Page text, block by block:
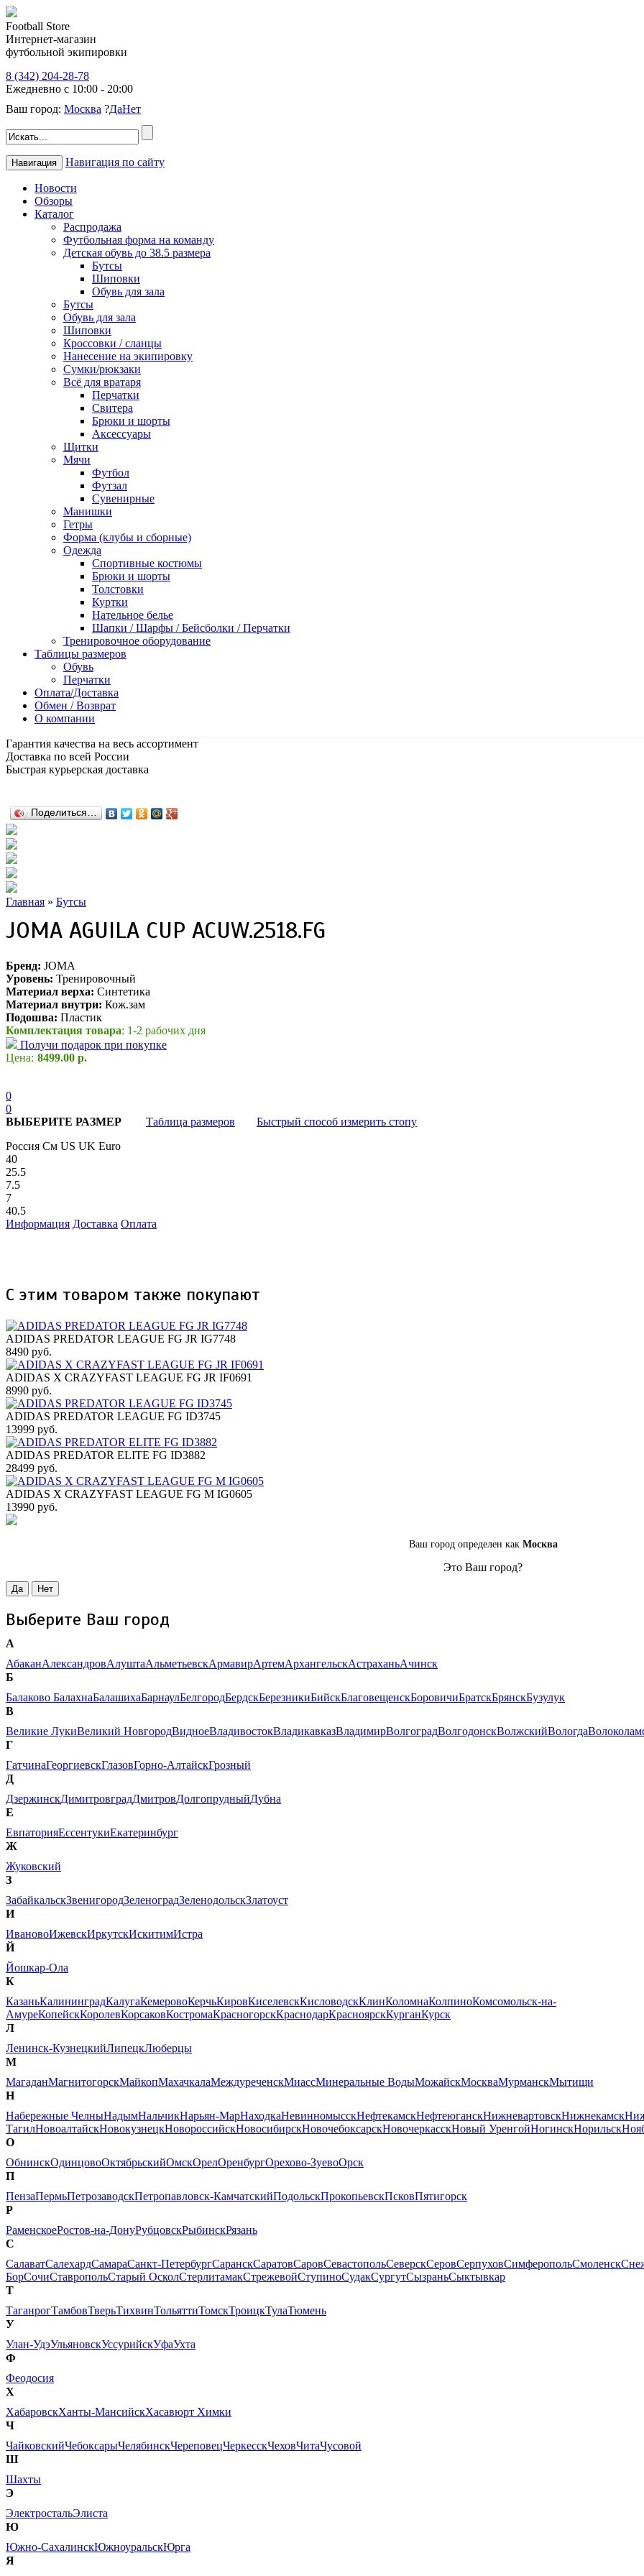
Football Store
Интернет-магазин
футбольной экипировки
8 (342) 204-28-78
Ежедневно с 10:00 - 20:00
Ваш город: Москва ?ДаНет
Навигация Навигация по сайту
Новости
Обзоры
Каталог
Распродажа
Футбольная форма на команду
Детская обувь до 38.5 размера
Бутсы
Шиповки
Обувь для зала
Бутсы
Обувь для зала
Шиповки
Кроссовки / сланцы
Нанесение на экипировку
Сумки/рюкзаки
Всё для вратаря
Перчатки
Cвитера
Брюки и шорты
Аксессуары
Щитки
Мячи
Футбол
Футзал
Сувенирные
Манишки
Гетры
Форма (клубы и сборные)
Одежда
Спортивные костюмы
Брюки и шорты
Толстовки
Куртки
Нательное белье
Шапки / Шарфы / Бейсболки / Перчатки
Тренировочное оборудование
Таблицы размеров
Обувь
Перчатки
Оплата/Доставка
Обмен / Возврат
О компании
Гарантия качества на весь ассортимент
Доставка по всей России
Быстрая курьерская доставка
Поделиться…
Главная » Бутсы
JOMA AGUILA CUP ACUW.2518.FG
Бренд: JOMA
Уровень: Тренировочный
Материал верха: Синтетика
Материал внутри: Кож.зам
Подошва: Пластик
Комплектация товара: 1-2 рабочих дня
Получи подарок при покупке
Цена: 8499.00 р.
0
0
ВЫБЕРИТЕ РАЗМЕР
Таблица размеров
Быстрый способ измерить стопу
Россия См US UK Euro
40
25.5
7.5
7
40.5
Информация Доставка Оплата
С этим товаром также покупают
ADIDAS PREDATOR LEAGUE FG JR IG7748
8490 руб.
ADIDAS X CRAZYFAST LEAGUE FG JR IF0691
8990 руб.
ADIDAS PREDATOR LEAGUE FG ID3745
13999 руб.
ADIDAS PREDATOR ELITE FG ID3882
28499 руб.
ADIDAS X CRAZYFAST LEAGUE FG M IG0605
13990 руб.
Ваш город определен как Москва
Это Ваш город?
Да Нет
Выберите Ваш город
А
АбаканАлександровАлуштаАльметьевскАрмавирАртемАрхангельскАстраханьАчинск
Б
Балаково БалахнаБалашихаБарнаулБелгородБердскБерезникиБийскБлаговещенскБоровичиБратскБрянскБузулук
В
Великие ЛукиВеликий НовгородВидноеВладивостокВладикавказВладимирВолгоградВолгодонскВолжскийВологда
Г
ГатчинаГеоргиевскГлазовГорно-АлтайскГрозный
Д
ДзержинскДимитровградДмитровДолгопрудныйДубна
Е
ЕвпаторияЕссентукиЕкатеринбург
Ж
Жуковский
З
ЗабайкальскЗвенигородЗеленоградЗеленодольскЗлатоуст
И
ИвановоИжевскИркутскИскитимИстра
Й
Йошкар-Ола
К
КазаньКалининградКалугаКемеровоКерчьКировКиселевскКисловодскКлинКоломнаКолпиноКомсомольск-на-
АмуреКопейскКоролевКорсаковКостромаКрасногорскКраснодарКрасноярскКурганКурск
Л
Ленинск-КузнецкийЛипецкЛюберцы
М
МагаданМагнитогорскМайкопМахачкалаМеждуреченскМиассМинеральные ВодыМожайскМоскваМурманскМытищи
Н
Набережные ЧелныНадымНальчикНарьян-МарНаходкаНевинномысскНефтекамскНефтеюганскНижневартовскНижнекамск
ТагилНовоалтайскНовокузнецкНовороссийскНовосибирскНовочебоксарскНовочеркасскНовый УренгойНогинскНорильск
О
ОбнинскОдинцовоОктябрьскийОмскОрелОренбургОрехово-ЗуевоОрск
П
ПензаПермьПетрозаводскПетропавловск-КамчатскийПодольскПрокопьевскПсковПятигорск
Р
РаменскоеРостов-на-ДонуРубцовскРыбинскРязань
С
СалаватСалехардСамараСанкт-ПетербургСаранскСаратовСаровСевастопольСеверскСеровСерпуховСимферопольСмоленск
БорСочиСтавропольСтарый ОсколСтерлитамакСтрежевойСтупиноСудакСургутСызраньСыктывкар
Т
ТаганрогТамбовТверьТихвинТольяттиТомскТроицкТулаТюмень
У
Улан-УдэУльяновскУссурийскУфаУхта
Ф
Феодосия
Х
ХабаровскХанты-МансийскХасавюрт Химки
Ч
ЧайковскийЧебоксарыЧелябинскЧереповецЧеркесскЧеховЧитаЧусовой
Ш
Шахты
Э
ЭлектростальЭлиста
Ю
Южно-СахалинскЮжноуральскЮрга
Я